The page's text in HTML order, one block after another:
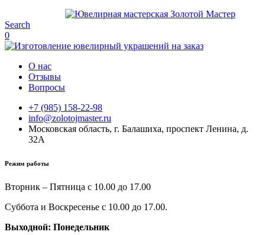
Search
0
О нас
Отзывы
Вопросы
+7 (985) 158-22-98
info@zolotojmaster.ru
Московская область, г. Балашиха, проспект Ленина, д.
32А
Режим работы
Вторник – Пятница с 10.00 до 17.00
Суббота и Воскресенье с 10.00 до 17.00.
Выходной: Понедельник